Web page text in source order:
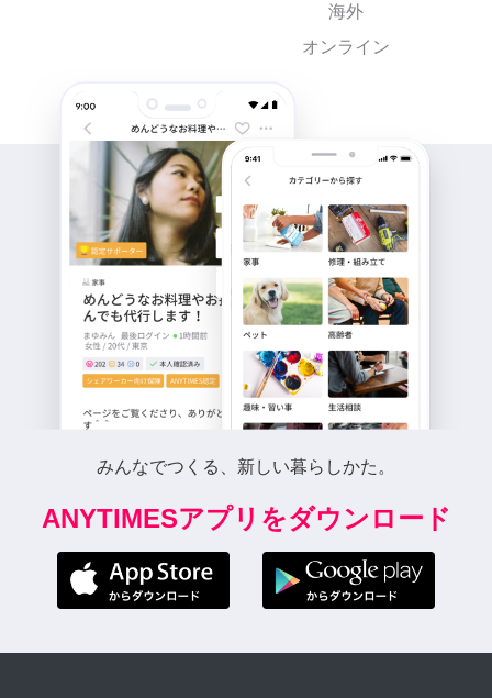
海外
オンライン
みんなでつくる、新しい暮らしかた。
ANYTIMESアプリをダウンロード